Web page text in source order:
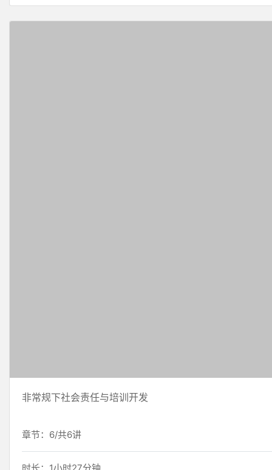
非常规下社会责任与培训开发
章节：6/共6讲